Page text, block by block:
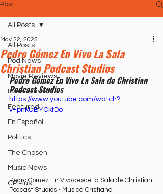
Post
All Posts
Pod News
Movie Reviews
Event Review
Featured
En Español
Politics
The Chosen
Music News
CP Plus
All Posts
Pedro Gómez En Vivo La Sala
Christian Podcast Studios
May 22, 2025
Pedro Gómez En Vivo La Sala de Christian
Podcast Studios
https://www.youtube.com/watch?
v=pnkUBYCkfDo
Pedro Gómez En Vivo desde la Sala de Christian
Podcast Studios - Musica Cristiana